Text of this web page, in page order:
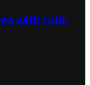
with cold;